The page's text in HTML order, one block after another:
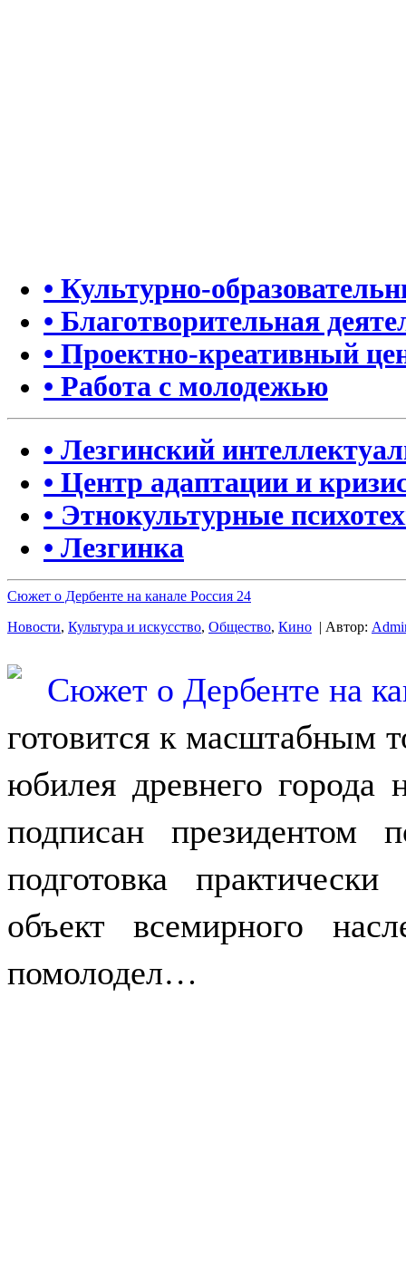
• Культурно-
• Благотворительная
• Проектно-креативный
• Работа с молодежью
• Лезгинский
• Центр адаптации и
• Этнокультурные
• Лезгинка
Сюжет о Дербенте на канале Россия 24
Новости, Культура и искусство, Общество, Кино | Автор:
готовится к масштабным
юбилея древнего города
подписан
подготовка
объект всемирного
помолодел…